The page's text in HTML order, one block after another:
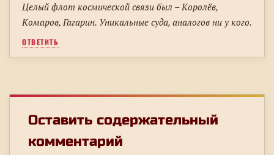
Целый флот космической связи был – Королёв,
Комаров, Гагарин. Уникальные суда, аналогов ни у кого.
ОТВЕТИТЬ
Оставить содержательный
комментарий